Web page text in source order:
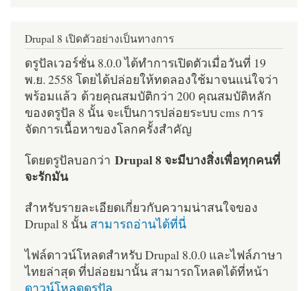
Drupal 8 เปิดตัวอย่างเป็นทางการ
ดรูปัลเวอร์ชั่น 8.0.0 ได้ทำการเปิดตัวเมื่อวันที่ 19
พ.ย. 2558 โดยได้ปล่อยให้ทดลองใช้มาจนแน่ใจว่า
พร้อมแล้ว ด้วยคุณสมบัติกว่า 200 คุณสมบัติหลัก
ของดรูปัล 8 นั้น จะเป็นการปล่อยระบบ cms การ
จัดการเนื้อหาของโลกครั้งสำคัญ
โดยดรูปัลบอกว่า Drupal 8 จะมีบางสิ่งเพื่อทุกคนที่
จะรักมัน
สำหรับรายละเอียดเกี่ยวกับความน่าสนใจของ
Drupal 8 นั้น สามารถอ่านได้ที่นี่
ไฟล์ดาวน์โหลดสำหรับ Drupal 8.0.0 และไฟล์ภาษา
ไทยล่าสุด ที่ปล่อยมานั้น สามารถโหลดได้ที่หน้า
ดาวน์โหลดดรูปัล